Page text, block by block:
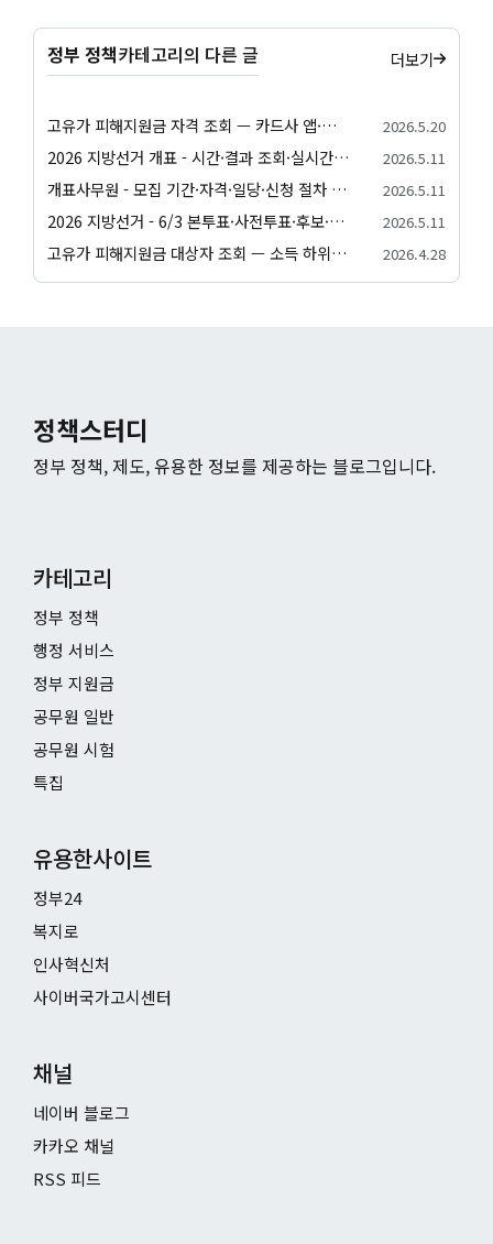
정부 정책카테고리의 다른 글 더보기
고유가 피해지원금 자격 조회 — 카드사 앱·정부24·간편 자가진단 방법 정리 2026.5.20
2026 지방선거 개표 - 시간·결과 조회·실시간 확인 안내 2026.5.11
개표사무원 - 모집 기간·자격·일당·신청 절차 안내 2026.5.11
2026 지방선거 - 6/3 본투표·사전투표·후보·일정 종합 안내 2026.5.11
고유가 피해지원금 대상자 조회 — 소득 하위 70% 자가진단·가구원수별 건강보험료 기준 2026.4.28
정책스터디
정부 정책, 제도, 유용한 정보를 제공하는 블로그입니다.
카테고리
정부 정책
행정 서비스
정부 지원금
공무원 일반
공무원 시험
특집
유용한사이트
정부24
복지로
인사혁신처
사이버국가고시센터
채널
네이버 블로그
카카오 채널
RSS 피드